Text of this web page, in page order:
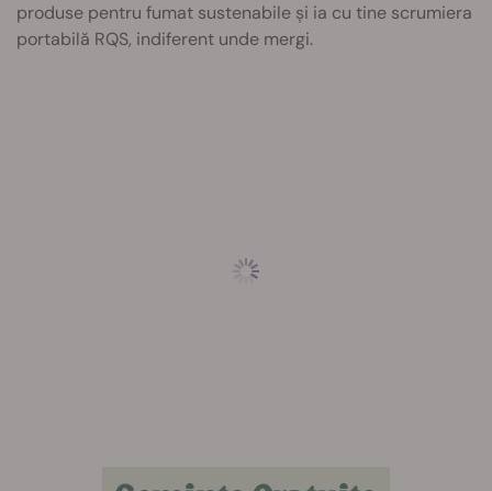
produse pentru fumat sustenabile și ia cu tine scrumiera
portabilă RQS, indiferent unde mergi.